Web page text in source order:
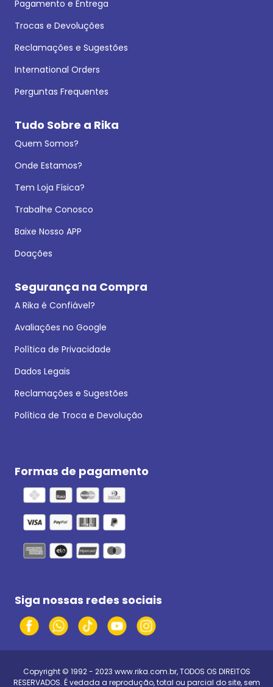
Pagamento e Entrega
Trocas e Devoluções
Reclamações e Sugestões
International Orders
Perguntas Frequentes
Tudo Sobre a Rika
Quem Somos?
Onde Estamos?
Tem Loja Física?
Trabalhe Conosco
Baixe Nosso APP
Doações
Segurança na Compra
A Rika é Confiável?
Avaliações no Google
Política de Privacidade
Dados Legais
Reclamações e Sugestões
Política de Troca e Devolução
Formas de pagamento
Siga nossas redes sociais
Copyright © 1992 - 2023 www.rika.com.br, TODOS OS DIREITOS
RESERVADOS. É vedada a reprodução, total ou parcial do site, sem